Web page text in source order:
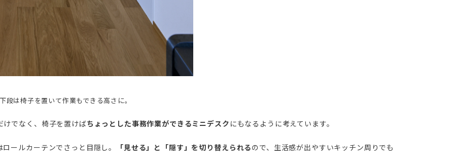
は椅子を置いて作業もできる高さに。
けでなく、椅子を置けばちょっとした事務作業ができるミニデスク にもなるように考えています。
ールカーテンでさっと目隠し。 「見せる」と「隠す」を切り替えられるので、生活感が出やすいキッチン周りでも